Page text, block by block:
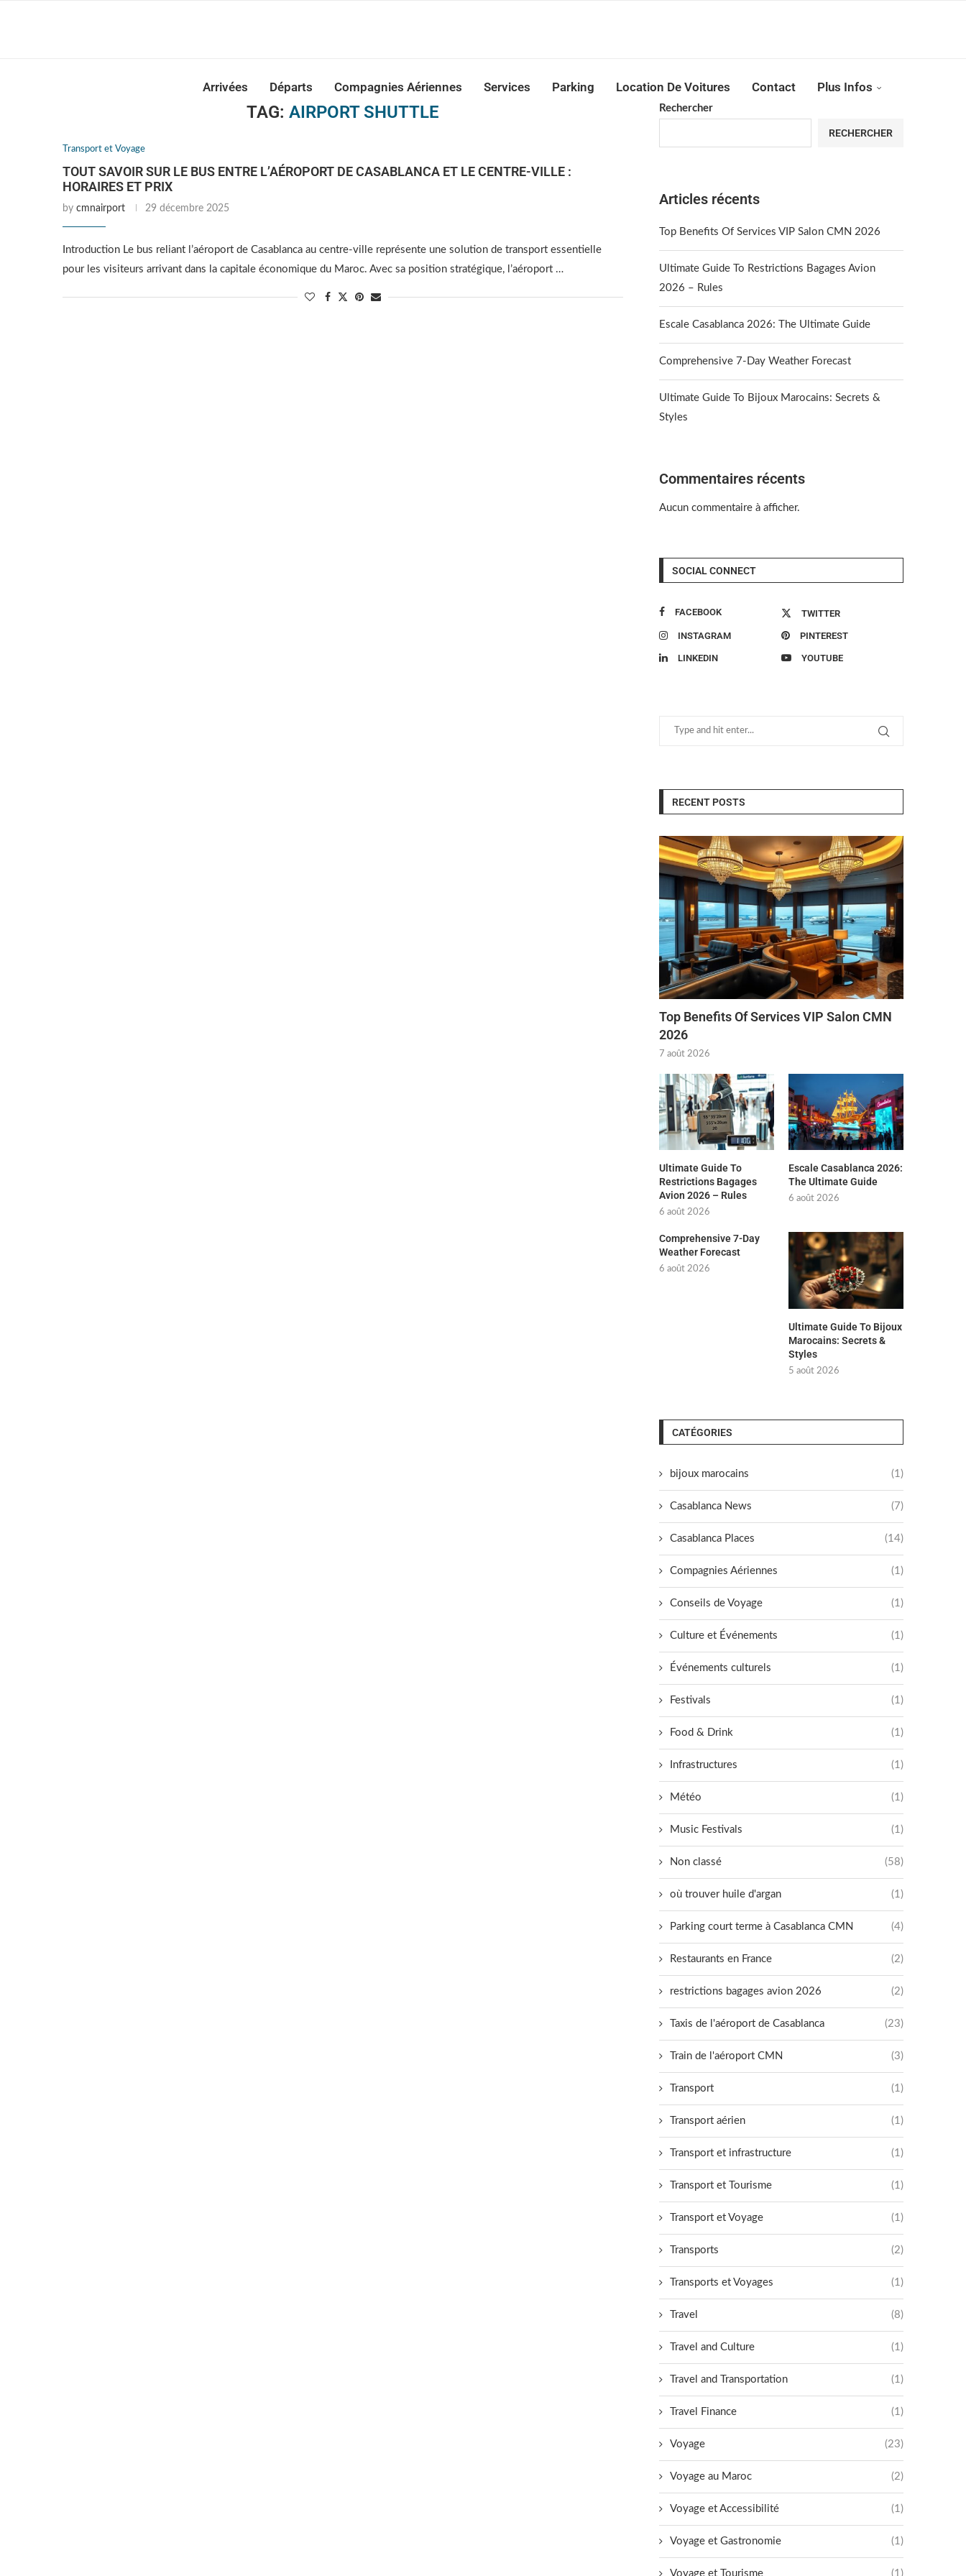
Arrivées Départs Compagnies Aériennes Services Parking Location De Voitures Contact Plus Infos
TAG: AIRPORT SHUTTLE
Transport et Voyage
TOUT SAVOIR SUR LE BUS ENTRE L’AÉROPORT DE CASABLANCA ET LE CENTRE-VILLE :
HORAIRES ET PRIX
by cmnairport 29 décembre 2025
Introduction Le bus reliant l’aéroport de Casablanca au centre-ville représente une solution de transport essentielle
pour les visiteurs arrivant dans la capitale économique du Maroc. Avec sa position stratégique, l’aéroport …
Rechercher
RECHERCHER
Articles récents
Top Benefits Of Services VIP Salon CMN 2026
Ultimate Guide To Restrictions Bagages Avion
2026 – Rules
Escale Casablanca 2026: The Ultimate Guide
Comprehensive 7-Day Weather Forecast
Ultimate Guide To Bijoux Marocains: Secrets &
Styles
Commentaires récents
Aucun commentaire à afficher.
SOCIAL CONNECT
FACEBOOK TWITTER
INSTAGRAM PINTEREST
LINKEDIN YOUTUBE
RECENT POSTS
Top Benefits Of Services VIP Salon CMN
2026
7 août 2026
Ultimate Guide To
Restrictions Bagages
Avion 2026 – Rules
6 août 2026
Escale Casablanca 2026:
The Ultimate Guide
6 août 2026
Comprehensive 7-Day
Weather Forecast
6 août 2026
Ultimate Guide To Bijoux
Marocains: Secrets &
Styles
5 août 2026
CATÉGORIES
bijoux marocains (1)
Casablanca News (7)
Casablanca Places (14)
Compagnies Aériennes (1)
Conseils de Voyage (1)
Culture et Événements (1)
Événements culturels (1)
Festivals (1)
Food & Drink (1)
Infrastructures (1)
Météo (1)
Music Festivals (1)
Non classé (58)
où trouver huile d'argan (1)
Parking court terme à Casablanca CMN (4)
Restaurants en France (2)
restrictions bagages avion 2026 (2)
Taxis de l'aéroport de Casablanca (23)
Train de l'aéroport CMN (3)
Transport (1)
Transport aérien (1)
Transport et infrastructure (1)
Transport et Tourisme (1)
Transport et Voyage (1)
Transports (2)
Transports et Voyages (1)
Travel (8)
Travel and Culture (1)
Travel and Transportation (1)
Travel Finance (1)
Voyage (23)
Voyage au Maroc (2)
Voyage et Accessibilité (1)
Voyage et Gastronomie (1)
Voyage et Tourisme (1)